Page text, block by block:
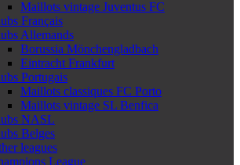
Maillots vintage Juventus FC
Français
Allemands
Borussia Mönchengladbach
Eintracht Frankfurt
Portugais
Maillots classiques FC Porto
Maillots vintage SL Benfica
NASL
Belges
leagues
League